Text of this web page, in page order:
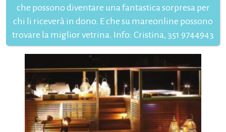
che possono diventare una fantastica sorpresa per
chi li riceverà in dono. E che su mareonline possono
trovare la miglior vetrina. Info: Cristina, 351 9744943